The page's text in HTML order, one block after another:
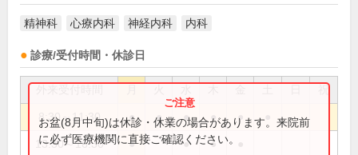
精神科 心療内科 神経内科 内科
診療/受付時間・休診日
祝
8:30～11:30 ● ● ● ● ●
13:30～16:30 ● ● ●
お盆(8月中旬)は休診・休業の場合があります。来院前
に必ず医療機関に直接ご確認ください。